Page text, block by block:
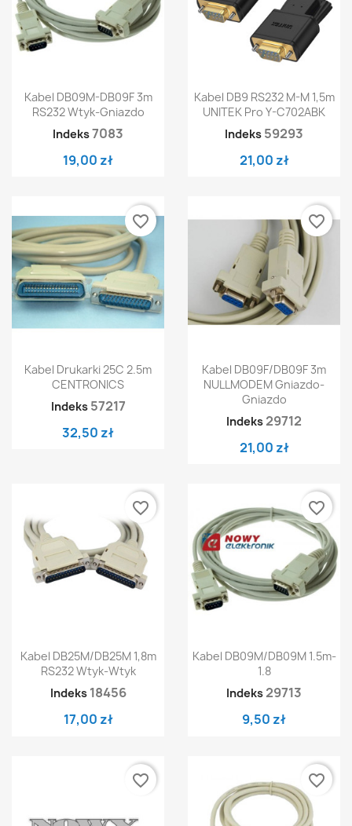
Kabel DB09M-DB09F 3m
RS232 Wtyk-Gniazdo
Indeks7083
19,00 zł
Kabel DB9 RS232 M-M 1,5m
UNITEK Pro Y-C702ABK
Indeks 59293
21,00 zł
Kabel Drukarki 25C 2.5m
CENTRONICS
Indeks 57217
32,50 zł
favorite_border
Kabel DB09F/DB09F 3m
NULLMODEM Gniazdo-
Gniazdo
Indeks 29712
21,00 zł
favorite_border
Kabel DB25M/DB25M 1,8m
RS232 Wtyk-Wtyk
Indeks 18456
17,00 zł
favorite_border
Kabel DB09M/DB09M 1.5m-
1.8
Indeks 29713
9,50 zł
favorite_border
favorite_border favorite_border